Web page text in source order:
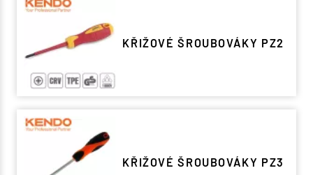
KŘIŽOVÉ ŠROUBOVÁKY PZ2
KŘIŽOVÉ ŠROUBOVÁKY PZ3